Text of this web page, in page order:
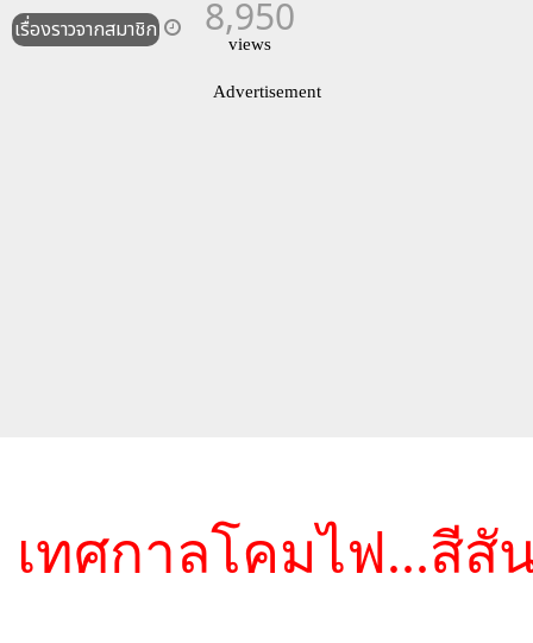
เรื่องราวจากสมาชิก 8,950
views
Advertisement
เทศกาลโคมไฟ...สีสั